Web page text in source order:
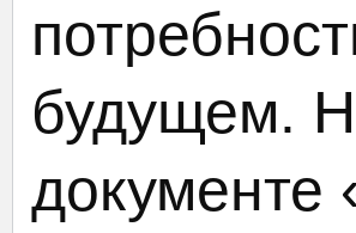
будущем.
документе